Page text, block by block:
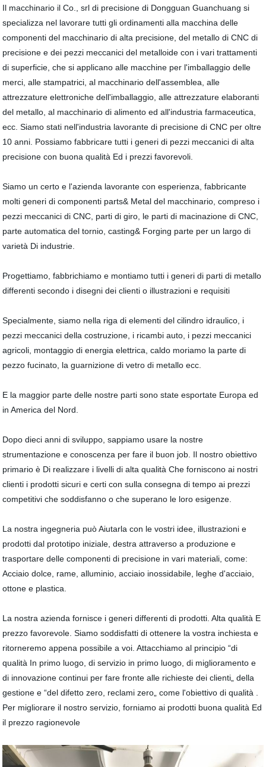
Il macchinario il Co., srl di precisione di Dongguan Guanchuang si
specializza nel lavorare tutti gli ordinamenti alla macchina delle
componenti del macchinario di alta precisione, del metallo di CNC di
precisione e dei pezzi meccanici del metalloide con i vari trattamenti
di superficie, che si applicano alle macchine per l'imballaggio delle
merci, alle stampatrici, al macchinario dell'assemblea, alle
attrezzature elettroniche dell'imballaggio, alle attrezzature elaboranti
del metallo, al macchinario di alimento ed all'industria farmaceutica,
ecc. Siamo stati nell'industria lavorante di precisione di CNC per oltre
10 anni. Possiamo fabbricare tutti i generi di pezzi meccanici di alta
precisione con buona qualità Ed i prezzi favorevoli.
Siamo un certo e l'azienda lavorante con esperienza, fabbricante
molti generi di componenti parts& Metal del macchinario, compreso i
pezzi meccanici di CNC, parti di giro, le parti di macinazione di CNC,
parte automatica del tornio, casting& Forging parte per un largo di
varietà Di industrie.
Progettiamo, fabbrichiamo e montiamo tutti i generi di parti di metallo
differenti secondo i disegni dei clienti o illustrazioni e requisiti
Specialmente, siamo nella riga di elementi del cilindro idraulico, i
pezzi meccanici della costruzione, i ricambi auto, i pezzi meccanici
agricoli, montaggio di energia elettrica, caldo moriamo la parte di
pezzo fucinato, la guarnizione di vetro di metallo ecc.
E la maggior parte delle nostre parti sono state esportate Europa ed
in America del Nord.
Dopo dieci anni di sviluppo, sappiamo usare la nostre
strumentazione e conoscenza per fare il buon job. Il nostro obiettivo
primario è Di realizzare i livelli di alta qualità Che forniscono ai nostri
clienti i prodotti sicuri e certi con sulla consegna di tempo ai prezzi
competitivi che soddisfanno o che superano le loro esigenze.
La nostra ingegneria può Aiutarla con le vostri idee, illustrazioni e
prodotti dal prototipo iniziale, destra attraverso a produzione e
trasportare delle componenti di precisione in vari materiali, come:
Acciaio dolce, rame, alluminio, acciaio inossidabile, leghe d'acciaio,
ottone e plastica.
La nostra azienda fornisce i generi differenti di prodotti. Alta qualità E
prezzo favorevole. Siamo soddisfatti di ottenere la vostra inchiesta e
ritorneremo appena possibile a voi. Attacchiamo al principio “di
qualità In primo luogo, di servizio in primo luogo, di miglioramento e
di innovazione continui per fare fronte alle richieste dei clienti„ della
gestione e “del difetto zero, reclami zero„ come l'obiettivo di qualità .
Per migliorare il nostro servizio, forniamo ai prodotti buona qualità Ed
il prezzo ragionevole